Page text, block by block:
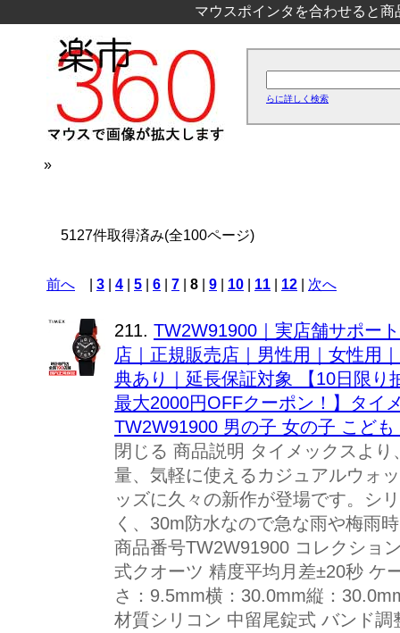
マウスポインタを合わせると
らに詳しく検索
»
5127件取得済み(全100ページ)
前へ 3 4 5 6 7 8 9 10 11 12 次へ
211. TW2W91900｜実店舗サポー
店｜正規販売店｜男性用｜女性用
典あり｜延長保証対象 【10日限り
最大2000円OFFクーポン！】タイ
TW2W91900 男の子 女の子 こど
閉じる 商品説明 タイメックスよ
量、気軽に使えるカジュアルウォ
ッズに久々の新作が登場です。シ
く、30m防水なので急な雨や梅雨
商品番号TW2W91900 コレクショ
式クオーツ 精度平均月差±20秒 ケ
さ：9.5mm横：30.0mm縦：
材質シリコン 中留尾錠式 バンド